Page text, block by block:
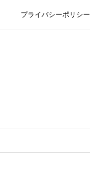
プライバシーポリシー